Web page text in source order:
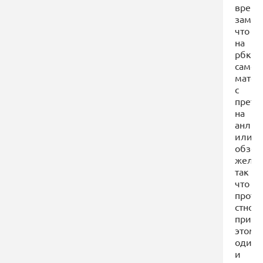
время
что
на
рбк
с
на
или
так
что
при
этом
один
и